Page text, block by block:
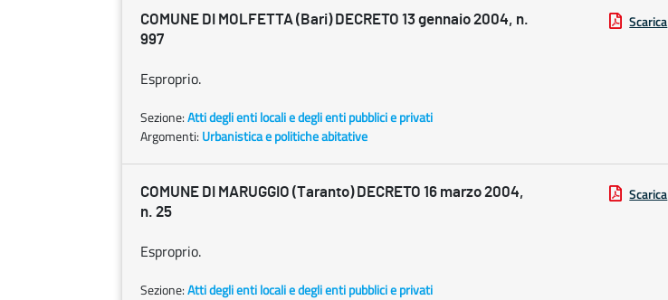
COMUNE DI MOLFETTA (Bari) DECRETO 13 gennaio 2004, n.
997
Scarica
Esproprio.
Sezione:Atti degli enti locali e degli enti pubblici e privati
Argomenti: Urbanistica e politiche abitative
COMUNE DI MARUGGIO (Taranto) DECRETO 16 marzo 2004,
n. 25
Scarica
Esproprio.
Sezione:Atti degli enti locali e degli enti pubblici e privati